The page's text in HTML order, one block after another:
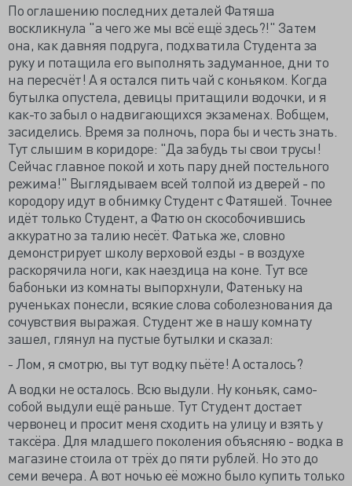
По оглашению последних деталей Фатяша
воскликнула "а чего же мы всё ещё здесь?!" Затем
она, как давняя подруга, подхватила Студента за
руку и потащила его выполнять задуманное, дни то
на пересчёт! А я остался пить чай с коньяком. Когда
бутылка опустела, девицы притащили водочки, и я
как-то забыл о надвигающихся экзаменах. Вобщем,
засиделись. Время за полночь, пора бы и честь знать.
Тут слышим в коридоре: "Да забудь ты свои трусы!
Сейчас главное покой и хоть пару дней постельного
режима!" Выглядываем всей толпой из дверей - по
кородору идут в обнимку Студент с Фатяшей. Точнее
идёт только Студент, а Фатю он скособочившись
аккуратно за талию несёт. Фатька же, словно
демонстрирует школу верховой езды - в воздухе
раскорячила ноги, как наездица на коне. Тут все
бабоньки из комнаты выпорхнули, Фатеньку на
рученьках понесли, всякие слова соболезнования да
сочувствия выражая. Студент же в нашу комнату
зашел, глянул на пустые бутылки и сказал:
- Лом, я смотрю, вы тут водку пьёте! А осталось?
А водки не осталось. Всю выдули. Ну коньяк, само-
собой выдули ещё раньше. Тут Студент достает
червонец и просит меня сходить на улицу и взять у
таксёра. Для младшего поколения объясняю - водка в
магазине стоила от трёх до пяти рублей. Но это до
семи вечера. А вот ночью её можно было купить только